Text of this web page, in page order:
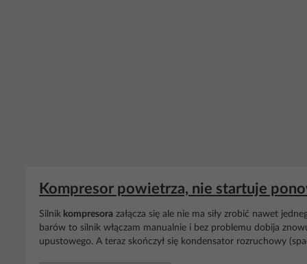
Kompresor powietrza, nie startuje
Silnik kompresora załącza się ale nie ma siły zrobić nawet
barów to silnik włączam manualnie i bez problemu dobija
upustowego. A teraz skończył się kondensator rozruchowy